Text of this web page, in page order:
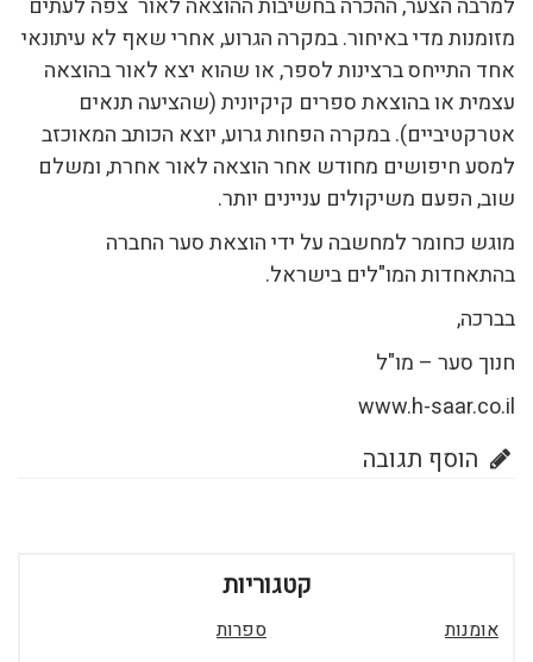
למרבה הצער, ההכרה בחשיבות ההוצאה לאור צפה לעתים
מזומנות מדי באיחור. במקרה הגרוע, אחרי שאף לא עיתונאי
אחד התייחס ברצינות לספר, או שהוא יצא לאור בהוצאה
עצמית או בהוצאת ספרים קיקיונית (שהציעה תנאים
אטרקטיביים). במקרה הפחות גרוע, יוצא הכותב המאוכזב
למסע חיפושים מחודש אחר הוצאה לאור אחרת, ומשלם
שוב, הפעם משיקולים עניינים יותר.
מוגש כחומר למחשבה על ידי הוצאת סער החברה
בהתאחדות המו"לים בישראל.
בברכה,
חנוך סער – מו"ל
www.h-saar.co.il
הוסף תגובה
קטגוריות
אומנות ספרות